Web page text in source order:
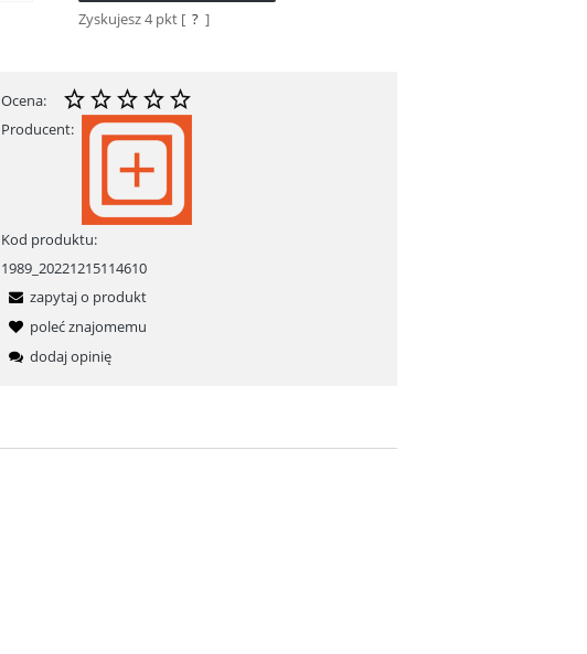
Zyskujesz4pkt [ ? ]
Ocena:
Producent:
Kod produktu:
1989_20221215114610
zapytaj o produkt
poleć znajomemu
dodaj opinię